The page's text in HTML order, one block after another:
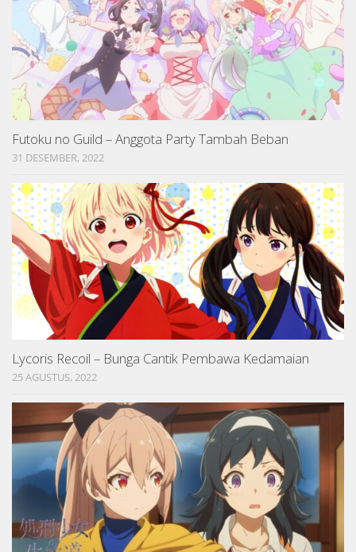
Futoku no Guild – Anggota Party Tambah Beban
31 DESEMBER, 2022
Lycoris Recoil – Bunga Cantik Pembawa Kedamaian
25 AGUSTUS, 2022